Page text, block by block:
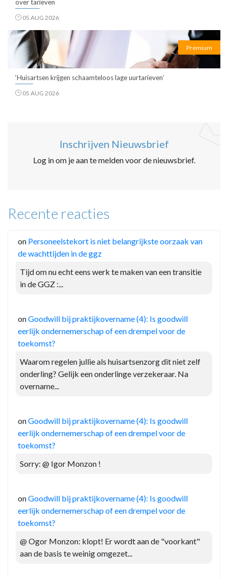
over tarieven
05 AUG 2026
Premium
‘Huisartsen krijgen schaamteloos lage uurtarieven’
05 AUG 2026
Inschrijven Nieuwsbrief
Log in om je aan te melden voor de nieuwsbrief.
Recente reacties
on Personeelstekort is niet belangrijkste oorzaak van
de wachttijden in de ggz
Tijd om nu echt eens werk te maken van een transitie
in de GGZ :...
onGoodwill bij praktijkovername (4): Is goodwill
eerlijk ondernemerschap of een drempel voor de
toekomst?
Waarom regelen jullie als huisartsenzorg dit niet zelf
onderling? Gelijk een onderlinge verzekeraar. Na
overname...
onGoodwill bij praktijkovername (4): Is goodwill
eerlijk ondernemerschap of een drempel voor de
toekomst?
Sorry: @ Igor Monzon !
onGoodwill bij praktijkovername (4): Is goodwill
eerlijk ondernemerschap of een drempel voor de
toekomst?
@ Ogor Monzon: klopt! Er wordt aan de "voorkant"
aan de basis te weinig omgezet...